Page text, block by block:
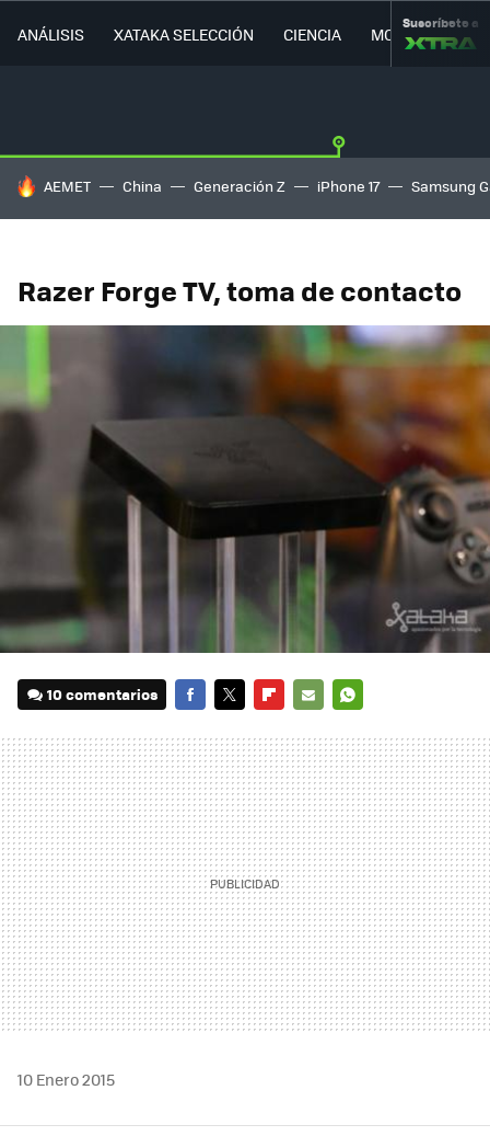
ANÁLISIS XATAKA SELECCIÓN CIENCIA MOVILIDAD
Suscríbete a
HOY SE HABLA DE
AEMET China Generación Z iPhone 17 Samsung
Razer Forge TV, toma de contacto
10 comentarios
MAIL
10 Enero 2015